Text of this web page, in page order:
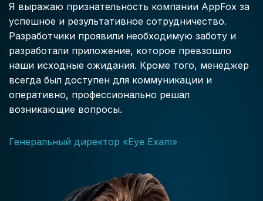
Я выражаю признательность компании AppFox за
успешное и результативное сотрудничество.
Разработчики проявили необходимую заботу и
разработали приложение, которое превзошло
наши исходные ожидания. Кроме того, менеджер
всегда был доступен для коммуникации и
оперативно, профессионально решал
возникающие вопросы.
Генеральный директор «Eye Exam»